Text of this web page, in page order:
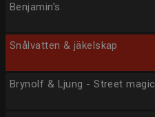
Benjamin's
Snålvatten & jäkelskap
Brynolf & Ljung - Street magic